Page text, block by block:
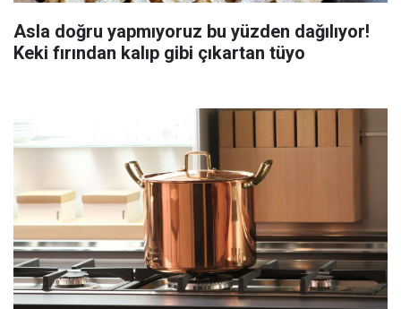
Asla doğru yapmıyoruz bu yüzden dağılıyor!
Keki fırından kalıp gibi çıkartan tüyo